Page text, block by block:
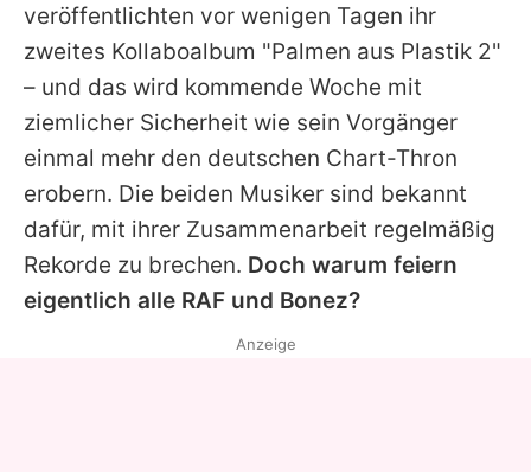
Nutzungsbedingungen
Utiq verwalten
veröffentlichten vor wenigen Tagen ihr
zweites Kollaboalbum "Palmen aus Plastik 2"
– und das wird kommende Woche mit
ziemlicher Sicherheit wie sein Vorgänger
einmal mehr den deutschen Chart-Thron
erobern. Die beiden Musiker sind bekannt
dafür, mit ihrer Zusammenarbeit regelmäßig
Rekorde zu brechen. Doch warum feiern
eigentlich alle RAF und Bonez?
Anzeige